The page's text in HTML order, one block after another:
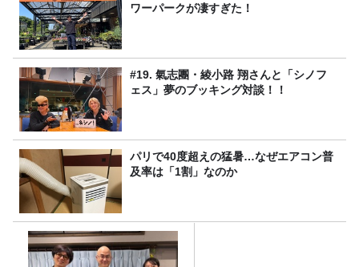
ワーパークが凄すぎた！
#19. 氣志團・綾小路 翔さんと「シノフ
ェス」夢のブッキング対談！！
パリで40度超えの猛暑…なぜエアコン普
及率は「1割」なのか